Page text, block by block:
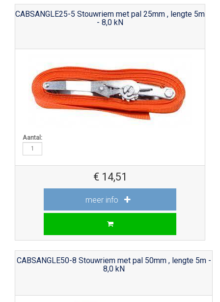
CABSANGLE25-5 Stouwriem met pal 25mm , lengte 5m
- 8,0 kN
Aantal:
€ 14,51
meer info
CABSANGLE50-8 Stouwriem met pal 50mm , lengte 5m -
8,0 kN